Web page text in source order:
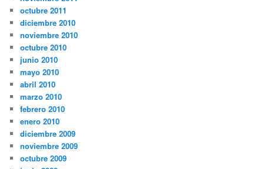
octubre 2011
diciembre 2010
noviembre 2010
octubre 2010
junio 2010
mayo 2010
abril 2010
marzo 2010
febrero 2010
enero 2010
diciembre 2009
noviembre 2009
octubre 2009